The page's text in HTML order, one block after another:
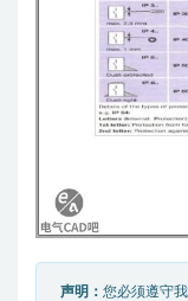
声明： 您必须遵守